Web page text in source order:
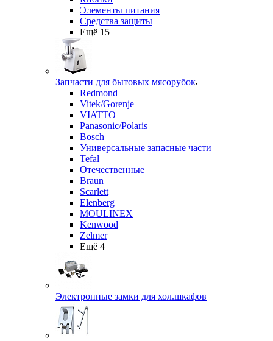
Элементы питания
Средства защиты
Ещё 15
Запчасти для бытовых мясорубок
Redmond
Vitek/Gorenje
VIATTO
Panasonic/Polaris
Bosch
Универсальные запасные части
Tefal
Отечественные
Braun
Scarlett
Elenberg
MOULINEX
Kenwood
Zelmer
Ещё 4
Электронные замки для хол.шкафов